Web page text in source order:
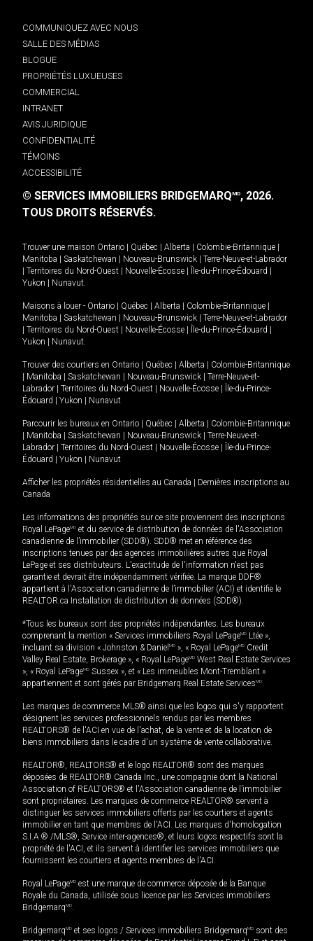
COMMUNIQUEZ AVEC NOUS
SALLE DES MÉDIAS
BLOGUE
PROPRIÉTÉS LUXUEUSES
COMMERCIAL
INTRANET
AVIS JURIDIQUE
CONFIDENTIALITÉ
TÉMOINS
ACCESSIBILITÉ
© SERVICES IMMOBILIERS BRIDGEMARQMD, 2026.
TOUS DROITS RÉSERVÉS.
Trouver une maison Ontario Québec Alberta Colombie-Britannique
Manitoba
Saskatchewan Nouveau-Brunswick
Terre-Neuve-et-Labrador
Territoires du Nord-Ouest Nouvelle-Écosse Île-du-Prince-Édouard
Yukon
Nunavut.
Maisons à louer - Ontario Québec Alberta Colombie-Britannique
Manitoba
Saskatchewan Nouveau-Brunswick
Terre-Neuve-et-Labrador
Territoires du Nord-Ouest Nouvelle-Écosse Île-du-Prince-Édouard
Yukon
Nunavut.
Trouver des courtiers en Ontario Québec Alberta
Colombie-Britannique
Manitoba Saskatchewan Nouveau-Brunswick
Terre-Neuve-et-
Labrador
Territoires du Nord-Ouest Nouvelle-Écosse
Île-du-Prince-
Édouard
Yukon Nunavut
Parcourir les bureaux en Ontario Québec Alberta
Colombie-Britannique
Manitoba Saskatchewan Nouveau-Brunswick
Terre-Neuve-et-
Labrador
Territoires du Nord-Ouest Nouvelle-Écosse
Île-du-Prince-
Édouard
Yukon Nunavut
Afficher les propriétés résidentielles au Canada
Dernières inscriptions au
Canada
Les informations des propriétés sur ce site proviennent des inscriptions
Royal LePageMD et du service de distribution de données de l'Association
canadienne de l’immobilier (SDD®). SDD® met en référence des
inscriptions tenues par des agences immobilières autres que Royal
LePage et ses distributeurs. L'exactitude de l'information n'est pas
garantie et devrait être indépendamment vérifiée. La marque DDF®
appartient à l'Association canadienne de l’immobilier (ACI) et identifie le
REALTOR.ca Installation de distribution de données (SDD®).
*Tous les bureaux sont des propriétés indépendantes. Les bureaux
comprenant la mention « Services immobiliers Royal LePageMD Ltée »,
incluant sa division « Johnston & Daniel MD », « Royal LePageMD Credit
Valley Real Estate, Brokerage », « Royal LePageMD West Real Estate Services
», « Royal LePageMD Sussex », et « Les immeubles Mont-Tremblant »
appartiennent et sont gérés par Bridgemarq Real Estate ServicesMD.
Les marques de commerce MLS® ainsi que les logos qui s'y rapportent
désignent les services professionnels rendus par les membres
REALTORS® de l'ACI en vue de l'achat, de la vente et de la location de
biens immobiliers dans le cadre d'un système de vente collaborative.
REALTOR®, REALTORS® et le logo REALTOR® sont des marques
déposées de REALTOR® Canada Inc., une compagnie dont la National
Association of REALTORS® et l'Association canadienne de l’immobilier
sont propriétaires. Les marques de commerce REALTOR® servent à
distinguer les services immobiliers offerts par les courtiers et agents
immobilier en tant que membres de l'ACI. Les marques d'homologation
S.I.A.® /MLS®, Service inter-agences®, et leurs logos respectifs sont la
propriété de l'ACI, et ils servent à identifier les services immobiliers que
fournissent les courtiers et agents membres de l'ACI.
Royal LePageMD est une marque de commerce déposée de la Banque
Royale du Canada, utilisée sous licence par les Services immobiliers
BridgemarqMD.
BridgemarqMD et ses logos / Services immobiliers BridgemarqMD sont des